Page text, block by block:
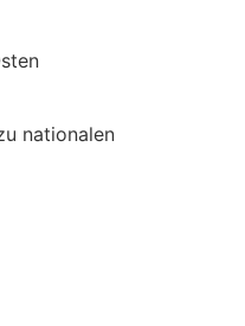
nationalen